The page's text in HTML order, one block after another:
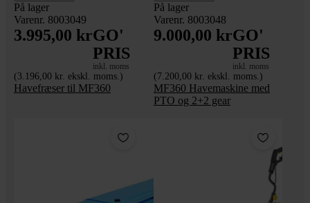
På lager
Varenr. 8003049
3.995,00 krGO'
PRIS
inkl. moms
(3.196,00 kr. ekskl. moms.)
Havefræser til MF360
På lager
Varenr. 8003048
9.000,00 krGO'
PRIS
inkl. moms
(7.200,00 kr. ekskl. moms.)
MF360 Havemaskine med
PTO og 2+2 gear